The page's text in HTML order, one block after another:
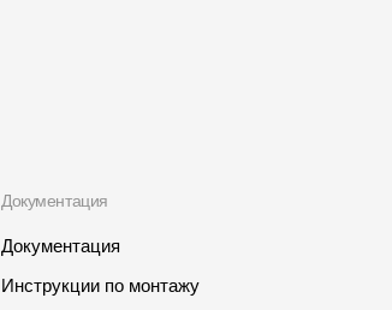
Документация
Документация
Инструкции по монтажу